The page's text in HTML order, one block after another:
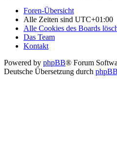
Foren-Übersicht
Alle Zeiten sind UTC+01:00
Alle Cookies des Boards
Das Team
Kontakt
Powered by phpBB® Forum
Deutsche Übersetzung durch